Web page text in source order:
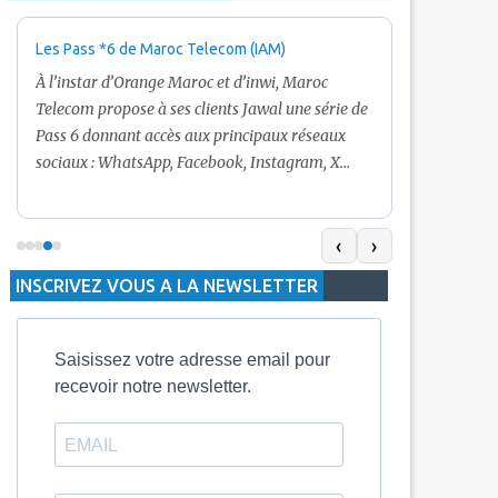
Les Pass *6 de Maroc Telecom (IAM)
À l’instar d’Orange Maroc et d’inwi, Maroc
Telecom propose à ses clients Jawal une série de
Pass 6 donnant accès aux principaux réseaux
sociaux : WhatsApp, Facebook, Instagram, X
5 Dh inclut 100 Mo, le Pass 10 Dh offre 400 Mo,
tandis que les formules à 20 Dh et 30 Dh
proposent respectivement 1 Go et 2 Go. Les
durées de validité sont de 3 jours pour
‹ ›
INSCRIVEZ VOUS A LA NEWSLETTER
Saisissez votre adresse email pour
recevoir notre newsletter.